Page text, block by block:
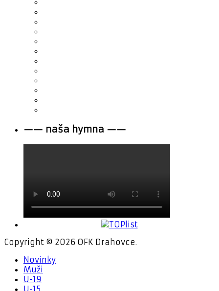
—— naša hymna ——
Copyright © 2026 OFK Drahovce.
Novinky
Muži
U-19
U-15